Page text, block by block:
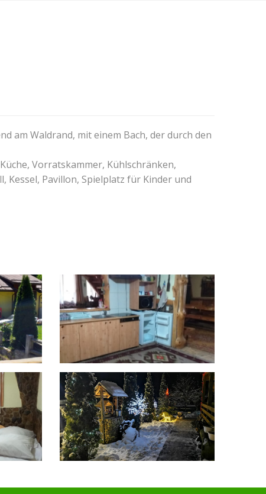
am Waldrand, mit einem Bach, der durch den
Vorratskammer, Kühlschränken,
Kessel, Pavillon, Spielplatz für Kinder und